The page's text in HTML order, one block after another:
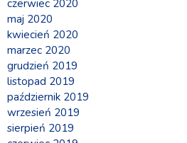
czerwiec 2020
maj 2020
kwiecień 2020
marzec 2020
grudzień 2019
listopad 2019
październik 2019
wrzesień 2019
sierpień 2019